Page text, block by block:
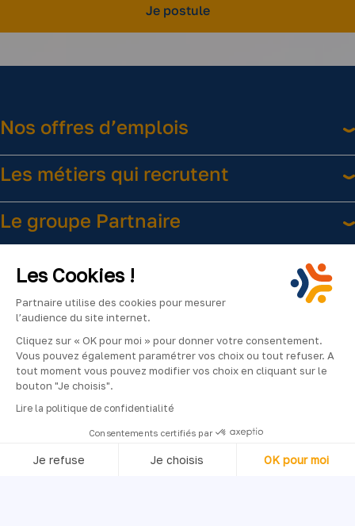
Je postule
Nos offres d’emplois
Les métiers qui recrutent
Le groupe Partnaire
Liens utiles
©Partnaire
Tous
Facebook
Instagram
Les Cookies !
Partnaire utilise des cookies pour mesurer
l’audience du site internet.
Cliquez sur « OK pour moi » pour donner votre consentement.
Vous pouvez également paramétrer vos choix ou tout refuser. A
tout moment vous pouvez modifier vos choix en cliquant sur le
bouton "Je choisis".
Lire la politique de confidentialité
Consentements certifiés par
Je refuse Je choisis
OK pour moi